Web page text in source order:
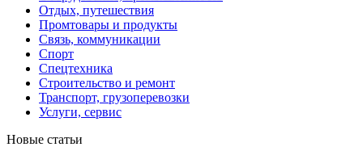
Отдых, путешествия
Промтовары и продукты
Связь, коммуникации
Спорт
Спецтехника
Строительство и ремонт
Транспорт, грузоперевозки
Услуги, сервис
Новые статьи